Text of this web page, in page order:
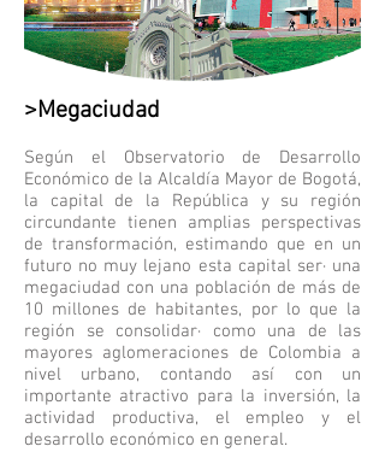
>Megaciudad
Según el Observatorio de Desarrollo
Económico de la Alcaldía Mayor de Bogotá,
la capital de la República y su región
circundante tienen amplias perspectivas
de transformación, estimando que en un
futuro no muy lejano esta capital ser· una
megaciudad con una población de más de
10 millones de habitantes, por lo que la
región se consolidar· como una de las
mayores aglomeraciones de Colombia a
nivel urbano, contando así con un
importante atractivo para la inversión, la
actividad productiva, el empleo y el
desarrollo económico en general.